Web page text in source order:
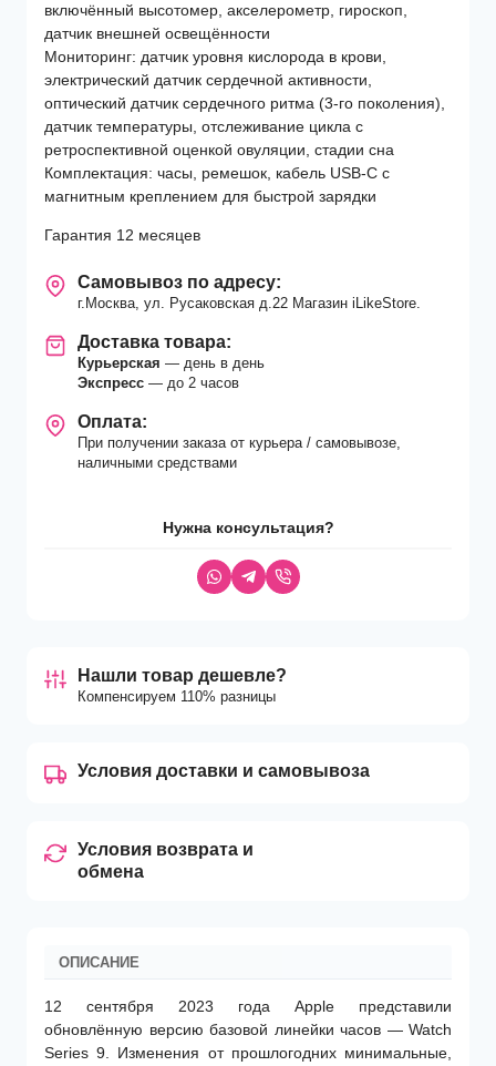
включённый высотомер, акселерометр, гироскоп,
датчик внешней освещённости
Мониторинг: датчик уровня кислорода в крови,
электрический датчик сердечной активности,
оптический датчик сердечного ритма (3-го поколения),
датчик температуры, отслеживание цикла с
ретроспективной оценкой овуляции, стадии сна
Комплектация: часы, ремешок, кабель USB-C с
магнитным креплением для быстрой зарядки
Гарантия 12 месяцев
Самовывоз по адресу:
г.Москва, ул. Русаковская д.22 Магазин iLikeStore.
Доставка товара:
Курьерская — день в день
Экспресс — до 2 часов
Оплата:
При получении заказа от курьера / самовывозе,
наличными средствами
Нужна консультация?
Нашли товар дешевле?
Компенсируем 110% разницы
Условия доставки и самовывоза
Условия возврата и
обмена
ОПИСАНИЕ
12 сентября 2023 года Apple представили
обновлённую версию базовой линейки часов — Watch
Series 9. Изменения от прошлогодних минимальные,